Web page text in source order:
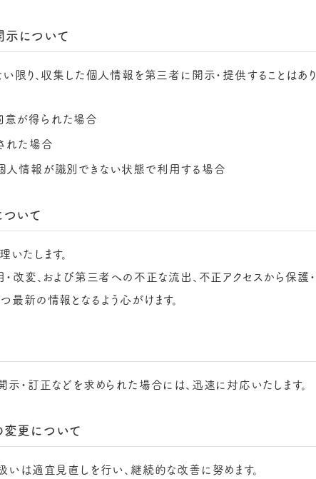
について
限り、収集した個人情報を第三者に開示・提供することはあり
が得られた場合
れた場合
人情報が識別できない状態で利用する場合
いて
たします。
改変、および第三者への不正な流出、不正アクセスから保護
新の情報となるよう心がけます。
・訂正などを求められた場合には、迅速に対応いたします。
変更について
は適宜見直しを行い、継続的な改善に努めます。